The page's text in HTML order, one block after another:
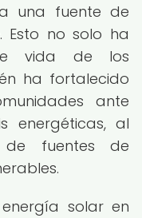
una fuente de
Esto no solo ha
vida de los
ha fortalecido
ante
energéticas, al
de fuentes de
solar en